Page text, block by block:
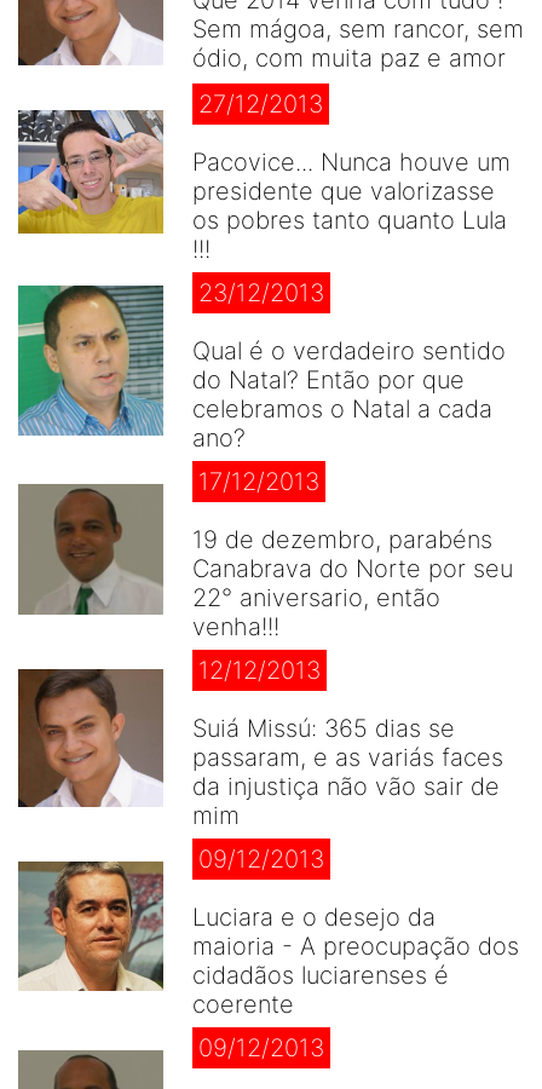
Sem mágoa, sem rancor, sem
ódio, com muita paz e amor
27/12/2013
Pacovice... Nunca houve um
presidente que valorizasse
os pobres tanto quanto Lula
!!!
23/12/2013
Qual é o verdadeiro sentido
do Natal? Então por que
celebramos o Natal a cada
ano?
17/12/2013
19 de dezembro, parabéns
Canabrava do Norte por seu
22° aniversario, então
venha!!!
12/12/2013
Suiá Missú: 365 dias se
passaram, e as variás faces
da injustiça não vão sair de
mim
09/12/2013
Luciara e o desejo da
maioria - A preocupação dos
cidadãos luciarenses é
coerente
09/12/2013